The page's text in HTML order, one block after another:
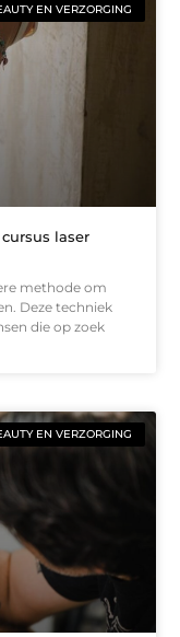
EN VERZORGING
laser
methode om
Deze techniek
die op zoek
EN VERZORGING